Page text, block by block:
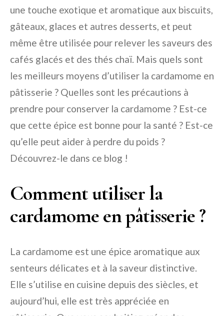
une touche exotique et aromatique aux biscuits,
gâteaux, glaces et autres desserts, et peut
même être utilisée pour relever les saveurs des
cafés glacés et des thés chaï. Mais quels sont
les meilleurs moyens d’utiliser la cardamome en
pâtisserie ? Quelles sont les précautions à
prendre pour conserver la cardamome ? Est-ce
que cette épice est bonne pour la santé ? Est-ce
qu’elle peut aider à perdre du poids ?
Découvrez-le dans ce blog !
Comment utiliser la
cardamome en pâtisserie ?
La cardamome est une épice aromatique aux
senteurs délicates et à la saveur distinctive.
Elle s’utilise en cuisine depuis des siècles, et
aujourd’hui, elle est très appréciée en